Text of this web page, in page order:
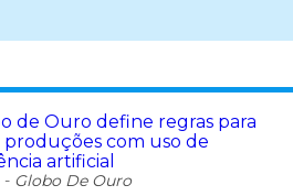
- Globo De Ouro